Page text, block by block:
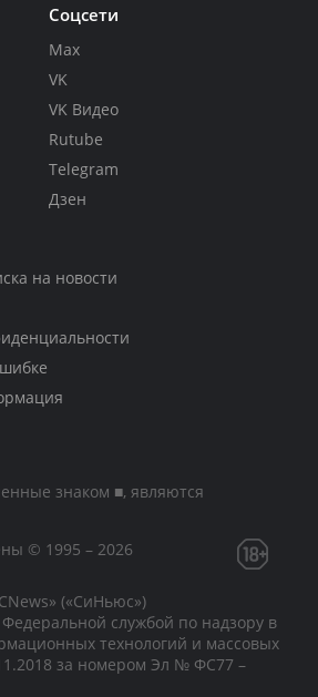
Соцсети
Max
VK
VK Видео
Rutube
Telegram
Дзен
на новости
знаком ■, являются
© 1995 – 2026
(«СиНьюс»)
службой по надзору в
технологий и массовых
за номером Эл № ФС77 –